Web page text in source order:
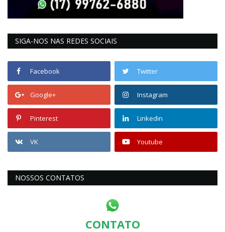
SIGA-NOS NAS REDES SOCIAIS
Facebook Twitter
Google+ Instagram
Pinterest Linkedin
VK Youtube
NOSSOS CONTATOS
CONTATO